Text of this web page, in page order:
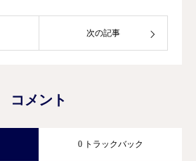
次の記事
コメント
0 トラックバック